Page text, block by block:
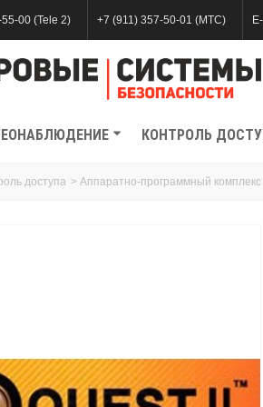
00 (Tele 2) +7 (911) 357-50-01 (МТС)
КОНТРОЛЬ
доступа > Аппаратно-программный комплекс